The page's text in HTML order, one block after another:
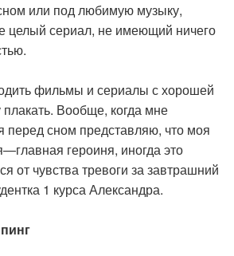
или под любимую музыку,
целый сериал, не имеющий ничего
фильмы и сериалы с хорошей
плакать. Вообще, когда мне
перед сном представляю, что моя
героиня, иногда это
от чувства тревоги за завтрашний
1 курса Александра.